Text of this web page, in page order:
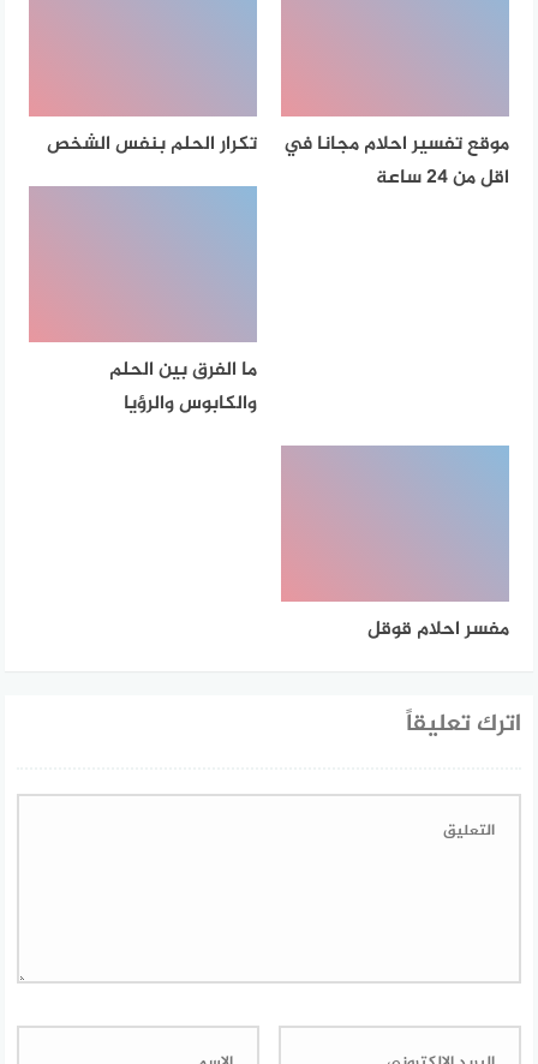
موقع تفسير احلام مجانا في
اقل من 24 ساعة
تكرار الحلم بنفس الشخص
ما الفرق بين الحلم
والكابوس والرؤيا
مفسر احلام قوقل
اترك تعليقاً